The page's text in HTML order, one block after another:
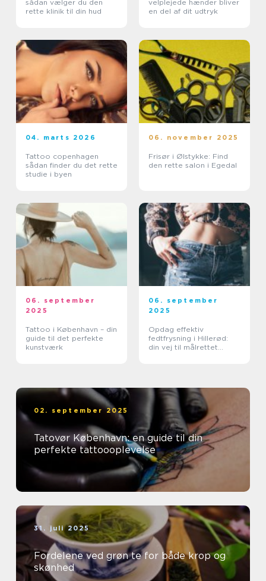
sådan vælger du den
rette klinik til din hud
velplejede hænder bliver
en del af dit udtryk
04. marts 2026
Tattoo copenhagen
sådan finder du det rette
studie i byen
06. november 2025
Frisør i Ølstykke: Find
den rette salon i Egedal
06. september
2025
Tattoo i København – din
guide til det perfekte
kunstværk
06. september
2025
Opdag effektiv
fedtfrysning i Hillerød:
din vej til målrettet
02. september 2025
Tatovør København: en guide til din
perfekte tattoooplevelse
31. juli 2025
Fordelene ved grøn te for både krop og
skønhed